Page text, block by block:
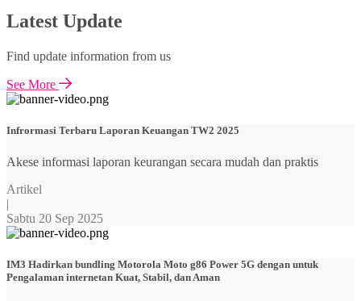
Latest Update
Find update information from us
See More
Infrormasi Terbaru Laporan Keuangan TW2 2025
Akese informasi laporan keurangan secara mudah dan praktis
Artikel
|
Sabtu 20 Sep 2025
IM3 Hadirkan bundling Motorola Moto g86 Power 5G dengan untuk
Pengalaman internetan Kuat, Stabil, dan Aman